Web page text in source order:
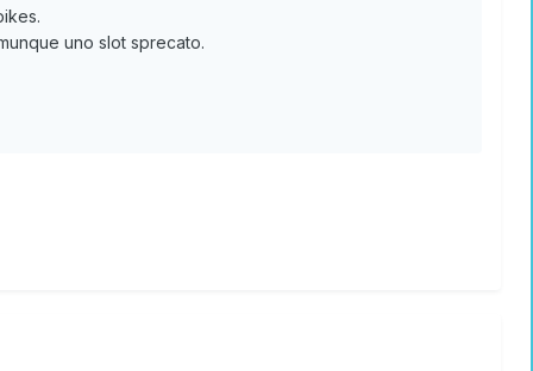
uno slot sprecato.